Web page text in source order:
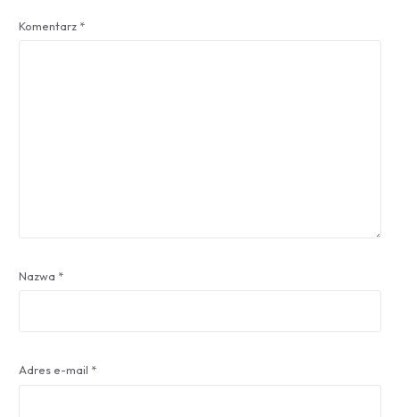
Komentarz *
Nazwa *
Adres e-mail *